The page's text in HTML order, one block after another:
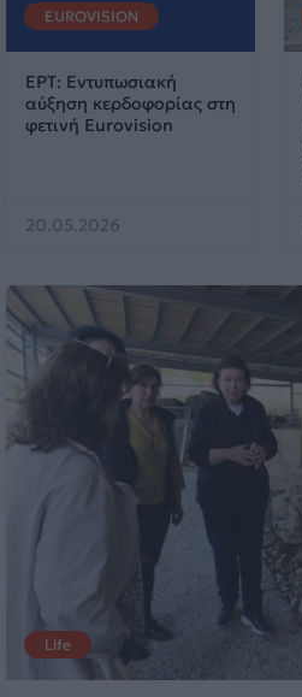
EUROVISION
ΕΡΤ: Εντυπωσιακή
αύξηση κερδοφορίας στη
φετινή Eurovision
20.05.2026
Life